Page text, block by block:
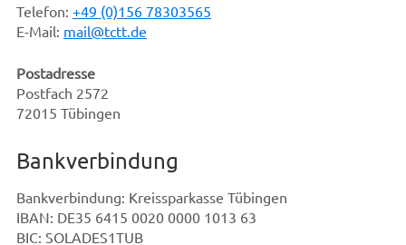
Telefon: +49 (0)156 78303565
E-Mail: mail@tctt.de
Postadresse
Postfach 2572
72015 Tübingen
Bankverbindung
Bankverbindung: Kreissparkasse Tübingen
IBAN: DE35 6415 0020 0000 1013 63
BIC: SOLADES1TUB